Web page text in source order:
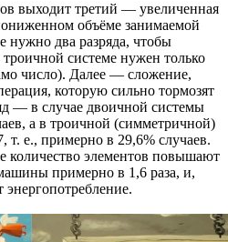
выходит третий — увеличенная
объёме занимаемой
нужно два разряда, чтобы
троичной системе нужен только
число). Далее — сложение,
которую сильно тормозят
— в случае двоичной системы
а в троичной (симметричной)
т. е., примерно в 29,6% случаев.
количество элементов повышают
примерно в 1,6 раза, и,